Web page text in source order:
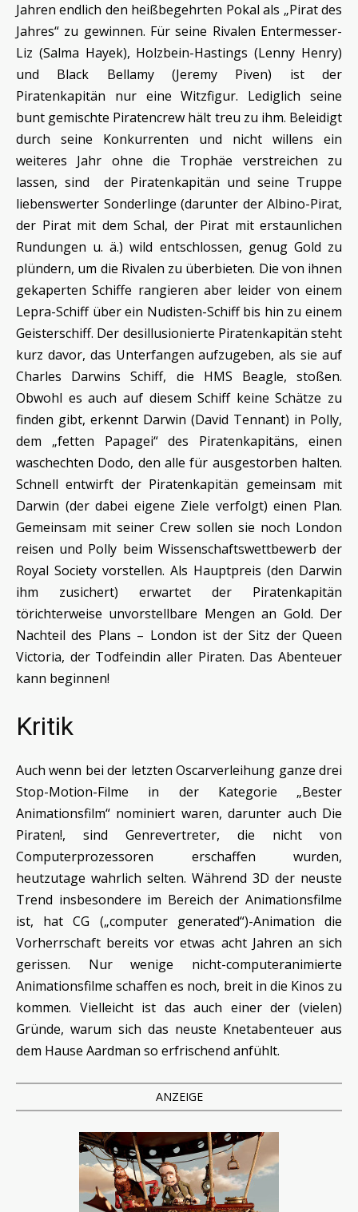
Jahren endlich den heißbegehrten Pokal als „Pirat des
Jahres“ zu gewinnen. Für seine Rivalen Entermesser-
Liz (Salma Hayek), Holzbein-Hastings (Lenny Henry)
und Black Bellamy (Jeremy Piven) ist der
Piratenkapitän nur eine Witzfigur. Lediglich seine
bunt gemischte Piratencrew hält treu zu ihm. Beleidigt
durch seine Konkurrenten und nicht willens ein
weiteres Jahr ohne die Trophäe verstreichen zu
lassen, sind der Piratenkapitän und seine Truppe
liebenswerter Sonderlinge (darunter der Albino-Pirat,
der Pirat mit dem Schal, der Pirat mit erstaunlichen
Rundungen u. ä.) wild entschlossen, genug Gold zu
plündern, um die Rivalen zu überbieten. Die von ihnen
gekaperten Schiffe rangieren aber leider von einem
Lepra-Schiff über ein Nudisten-Schiff bis hin zu einem
Geisterschiff. Der desillusionierte Piratenkapitän steht
kurz davor, das Unterfangen aufzugeben, als sie auf
Charles Darwins Schiff, die HMS Beagle, stoßen.
Obwohl es auch auf diesem Schiff keine Schätze zu
finden gibt, erkennt Darwin (David Tennant) in Polly,
dem „fetten Papagei“ des Piratenkapitäns, einen
waschechten Dodo, den alle für ausgestorben halten.
Schnell entwirft der Piratenkapitän gemeinsam mit
Darwin (der dabei eigene Ziele verfolgt) einen Plan.
Gemeinsam mit seiner Crew sollen sie noch London
reisen und Polly beim Wissenschaftswettbewerb der
Royal Society vorstellen. Als Hauptpreis (den Darwin
ihm zusichert) erwartet der Piratenkapitän
törichterweise unvorstellbare Mengen an Gold. Der
Nachteil des Plans – London ist der Sitz der Queen
Victoria, der Todfeindin aller Piraten. Das Abenteuer
kann beginnen!
Kritik
Auch wenn bei der letzten Oscarverleihung ganze drei
Stop-Motion-Filme in der Kategorie „Bester
Animationsfilm“ nominiert waren, darunter auch Die
Piraten!, sind Genrevertreter, die nicht von
Computerprozessoren erschaffen wurden,
heutzutage wahrlich selten. Während 3D der neuste
Trend insbesondere im Bereich der Animationsfilme
ist, hat CG („computer generated“)-Animation die
Vorherrschaft bereits vor etwas acht Jahren an sich
gerissen. Nur wenige nicht-computeranimierte
Animationsfilme schaffen es noch, breit in die Kinos zu
kommen. Vielleicht ist das auch einer der (vielen)
Gründe, warum sich das neuste Knetabenteuer aus
dem Hause Aardman so erfrischend anfühlt.
ANZEIGE